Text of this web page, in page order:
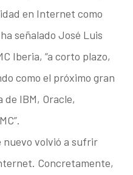
en Internet como
señalado José Luis
Iberia, “a corto plazo,
como el próximo gran
IBM, Oracle,
nuevo volvió a sufrir
Concretamente,